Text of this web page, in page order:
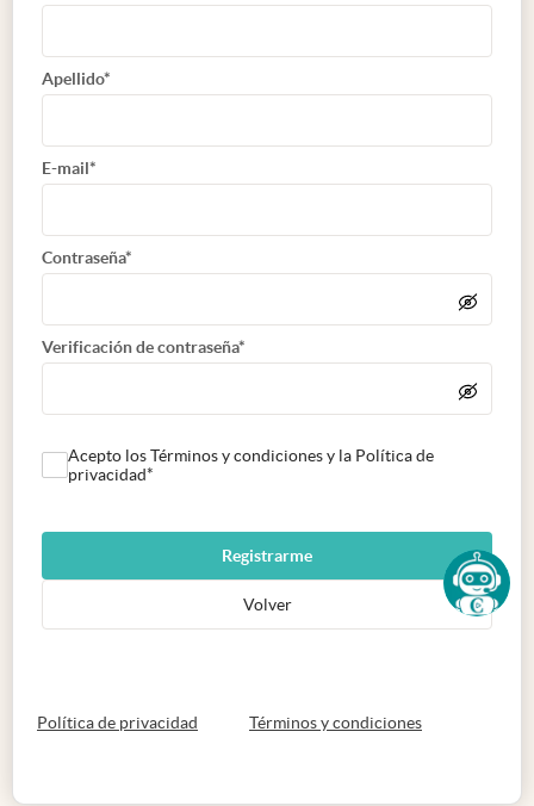
Apellido*
E-mail*
Contraseña*
Verificación de contraseña*
Acepto los Términos y condiciones y la Política de
privacidad*
Registrarme
Volver
Política de privacidad abre en nueva pestaña
Términos y condicionesabre en nueva